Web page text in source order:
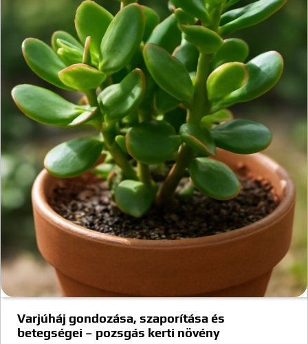
Varjúháj gondozása, szaporítása és
betegségei – pozsgás kerti növény